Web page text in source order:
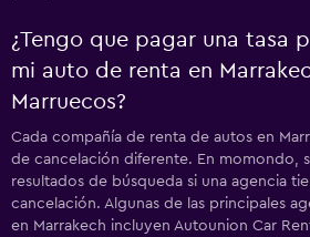
¿Tengo que pagar una tasa
mi auto de renta en
Marruecos?
Cada compañía de renta de autos en
de cancelación diferente. En momondo,
resultados de búsqueda si una agencia
cancelación. Algunas de las principales
en Marrakech incluyen Autounion Car